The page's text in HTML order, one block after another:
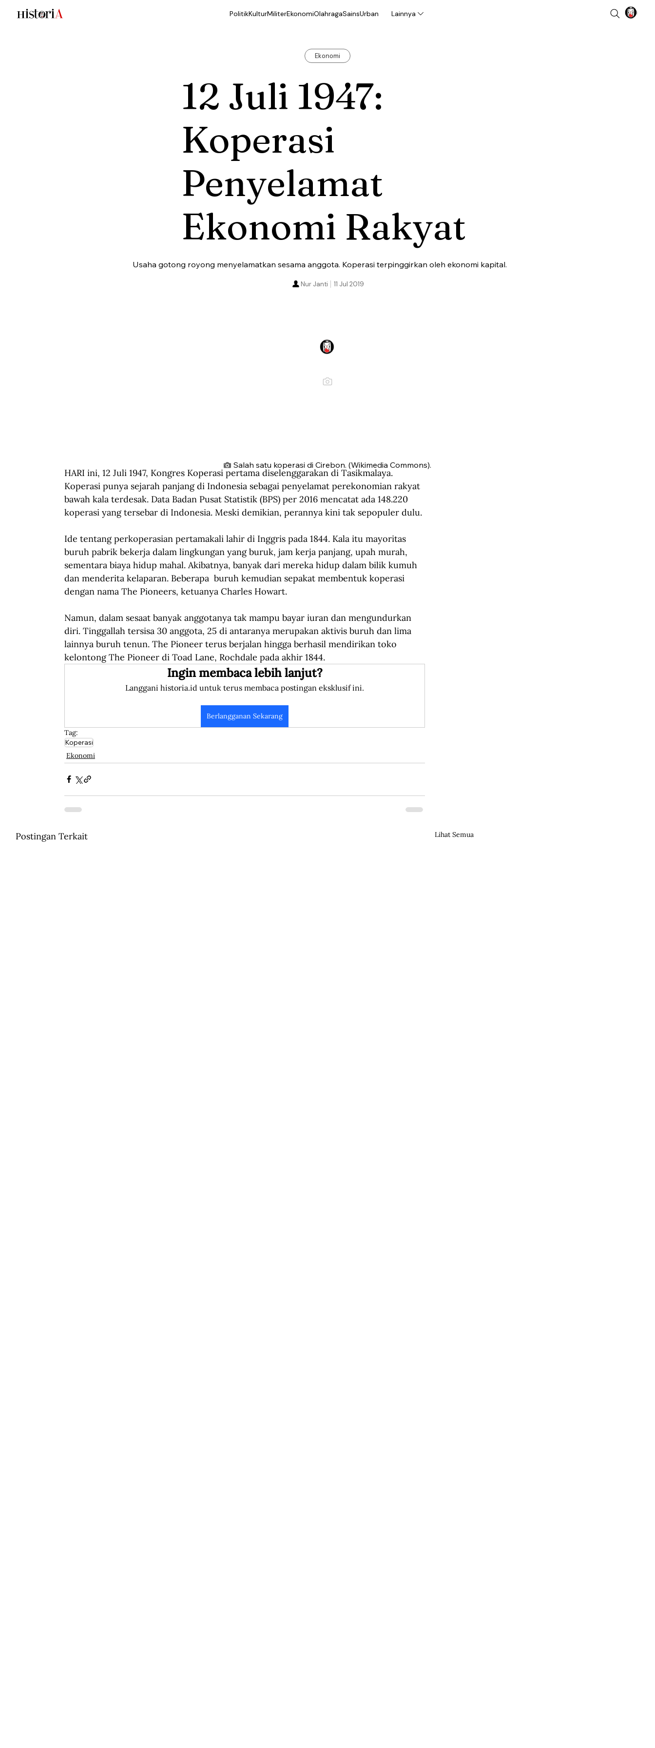
PolitikKulturMiliterEkonomiOlahragaSainsUrban Lainnya
Ekonomi
12 Juli 1947:
Koperasi
Penyelamat
Ekonomi Rakyat
Usaha gotong royong menyelamatkan sesama anggota. Koperasi terpinggirkan oleh ekonomi kapital.
11 Jul 2019
Nur Janti
Salah satu koperasi di Cirebon. (Wikimedia Commons).
HARI ini, 12 Juli 1947, Kongres Koperasi pertama diselenggarakan di Tasikmalaya.
Koperasi punya sejarah panjang di Indonesia sebagai penyelamat perekonomian rakyat
bawah kala terdesak. Data Badan Pusat Statistik (BPS) per 2016 mencatat ada 148.220
koperasi yang tersebar di Indonesia. Meski demikian, perannya kini tak sepopuler dulu.
Ide tentang perkoperasian pertamakali lahir di Inggris pada 1844. Kala itu mayoritas
buruh pabrik bekerja dalam lingkungan yang buruk, jam kerja panjang, upah murah,
sementara biaya hidup mahal. Akibatnya, banyak dari mereka hidup dalam bilik kumuh
dan menderita kelaparan. Beberapa  buruh kemudian sepakat membentuk koperasi
dengan nama The Pioneers, ketuanya Charles Howart.
Namun, dalam sesaat banyak anggotanya tak mampu bayar iuran dan mengundurkan
diri. Tinggallah tersisa 30 anggota, 25 di antaranya merupakan aktivis buruh dan lima
lainnya buruh tenun. The Pioneer terus berjalan hingga berhasil mendirikan toko
kelontong The Pioneer di Toad Lane, Rochdale pada akhir 1844.
Ingin membaca lebih lanjut?
Langgani historia.id untuk terus membaca postingan eksklusif ini.
Berlangganan Sekarang
Tag:
Koperasi
Ekonomi
Postingan Terkait Lihat Semua